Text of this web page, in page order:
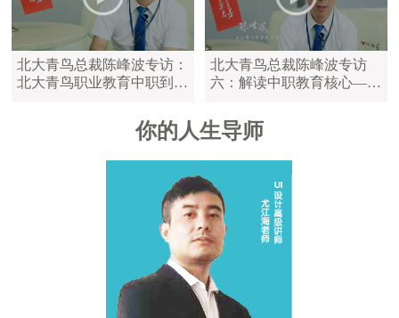
北大青鸟总裁陈峰波专访：
北大青鸟职业教育中职到大
北大青鸟总裁陈峰波专访
六：解读中职教育核心——
你的人生导师